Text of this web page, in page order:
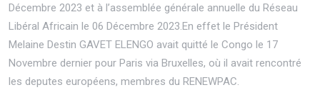
Décembre 2023 et à l’assemblée générale annuelle du Réseau
Libéral Africain le 06 Décembre 2023.En effet le Président
Melaine Destin GAVET ELENGO avait quitté le Congo le 17
Novembre dernier pour Paris via Bruxelles, où il avait rencontré
les deputes européens, membres du RENEWPAC.